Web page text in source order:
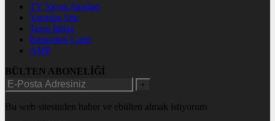
TV Yayın Akışları
Yazarlar Site
Tenis İddaa
Basketbol Canlı
AMP
BÜLTEN ABONELİĞİ
+
Bu web sitesinden haber ve ebülten almak istiyorum